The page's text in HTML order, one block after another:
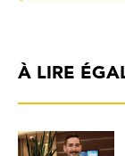
À LIRE